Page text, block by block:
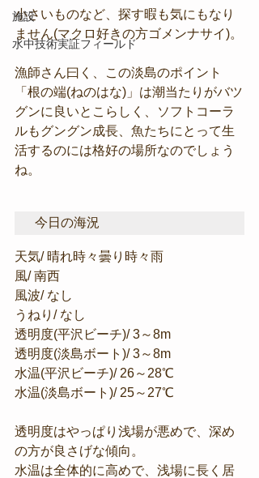
施設
水中技術実証フィールド
小さいものなど、探す暇も気にもなり
ません(マクロ好きの方ゴメンナサイ)。
漁師さん曰く、この淡島のポイント
「根の端(ねのはな)」は潮当たりがバツ
グンに良いとこらしく、ソフトコーラ
ルもグングン成長、魚たちにとって生
活するのには格好の場所なのでしょう
ね。
今日の海況
天気/ 晴れ時々曇り時々雨
風/ 南西
風波/ なし
うねり/ なし
透明度(平沢ビーチ)/ 3～8m
透明度(淡島ボート)/ 3～8m
水温(平沢ビーチ)/ 26～28℃
水温(淡島ボート)/ 25～27℃
透明度はやっぱり浅場が悪めで、深め
の方が良さげな傾向。
水温は全体的に高めで、浅場に長く居